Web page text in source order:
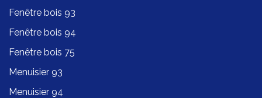
Fenêtre bois 93
Fenêtre bois 94
Fenêtre bois 75
Menuisier 93
Menuisier 94